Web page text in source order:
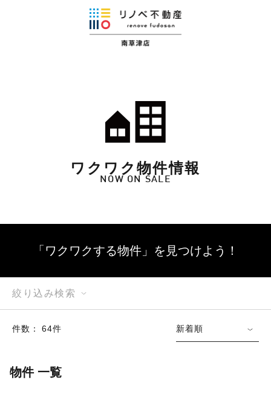
ワクワク物件情報
NOW ON SALE
「ワクワクする物件」を 見つけよう！
絞り込み検索
件数： 64件 新着順
物件 一覧